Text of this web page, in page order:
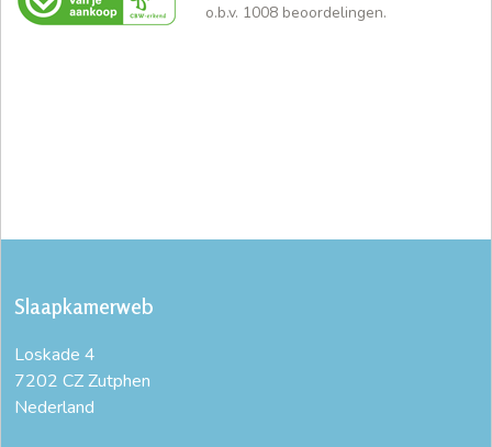
o.b.v. 1008 beoordelingen.
Slaapkamerweb
Loskade 4
7202 CZ Zutphen
Nederland